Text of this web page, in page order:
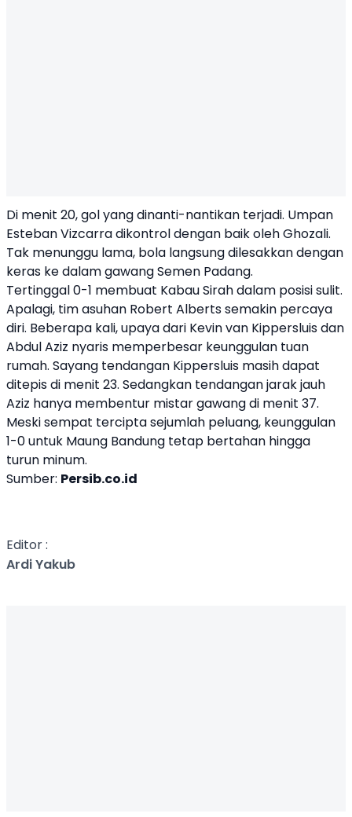
Di menit 20, gol yang dinanti-nantikan terjadi. Umpan
Esteban Vizcarra dikontrol dengan baik oleh Ghozali.
Tak menunggu lama, bola langsung dilesakkan dengan
keras ke dalam gawang Semen Padang.
Tertinggal 0-1 membuat Kabau Sirah dalam posisi sulit.
Apalagi, tim asuhan Robert Alberts semakin percaya
diri. Beberapa kali, upaya dari Kevin van Kippersluis dan
Abdul Aziz nyaris memperbesar keunggulan tuan
rumah. Sayang tendangan Kippersluis masih dapat
ditepis di menit 23. Sedangkan tendangan jarak jauh
Aziz hanya membentur mistar gawang di menit 37.
Meski sempat tercipta sejumlah peluang, keunggulan
1-0 untuk Maung Bandung tetap bertahan hingga
turun minum.
Sumber: Persib.co.id
Editor :
Ardi Yakub